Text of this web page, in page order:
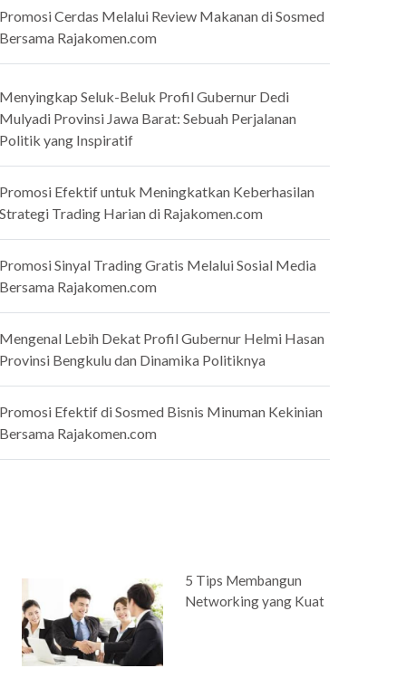
Cerdas Melalui Review Makanan di Sosmed
Rajakomen.com
Seluk-Beluk Profil Gubernur Dedi
Provinsi Jawa Barat: Sebuah Perjalanan
yang Inspiratif
Efektif untuk Meningkatkan Keberhasilan
Trading Harian di Rajakomen.com
Sinyal Trading Gratis Melalui Sosial Media
Rajakomen.com
Lebih Dekat Profil Gubernur Helmi Hasan
Bengkulu dan Dinamika Politiknya
Efektif di Sosmed Bisnis Minuman Kekinian
Rajakomen.com
5 Tips Membangun
Networking yang Kuat